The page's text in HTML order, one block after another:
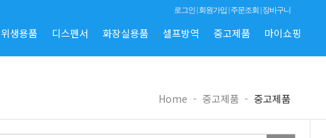
로그인|회원가입|주문조회|장바구니
위생용품 디스펜서 화장실용품 셀프방역 중고제품 마이쇼핑
Home - 중고제품 - 중고제품